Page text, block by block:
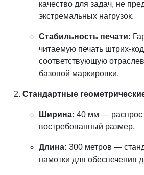
качество для задач, не
экстремальных нагрузок.
Стабильность печати:
читаемую печать штрих-
соответствующую
базовой маркировки.
Стандартные
Ширина: 40 мм —
востребованный размер.
Длина: 300 метров —
намотки для обеспечения